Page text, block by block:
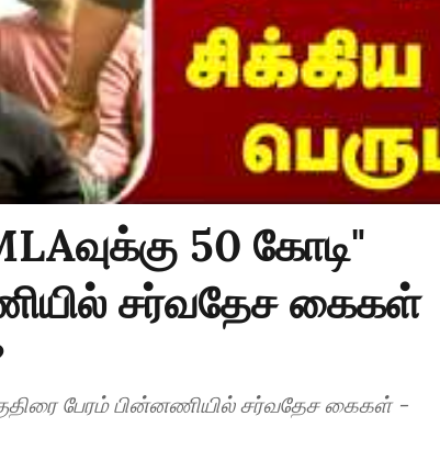
50 கோடி"
சர்வதேச கைகள்
பேரம் பின்னணியில் சர்வதேச கைகள் -